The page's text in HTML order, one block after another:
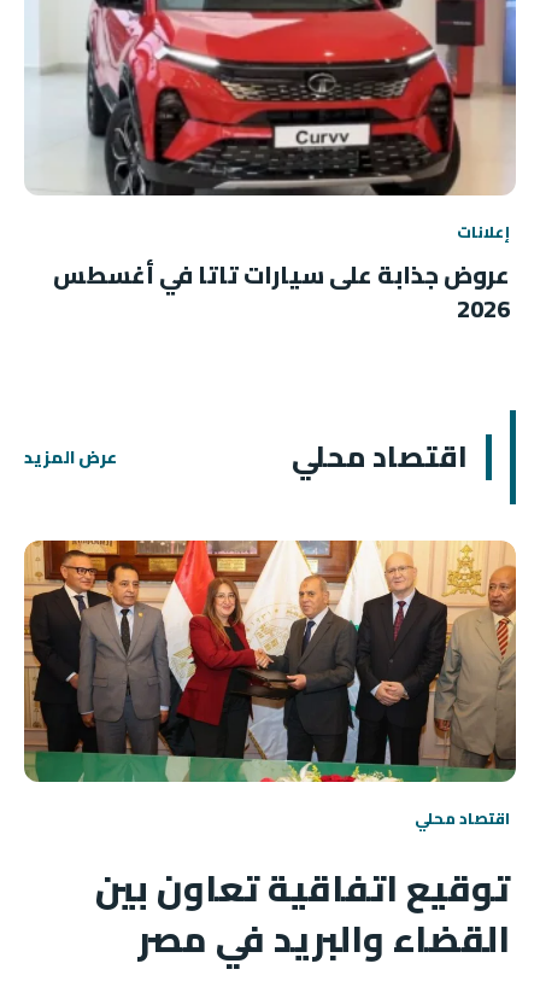
إعلانات
عروض جذابة على سيارات تاتا في أغسطس
2026
اقتصاد محلي عرض المزيد
اقتصاد محلي
توقيع اتفاقية تعاون بين
القضاء والبريد في مصر